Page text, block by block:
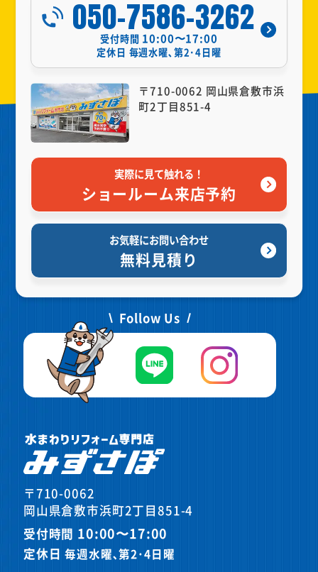
050-7586-3262
受付時間 10:00〜17:00
定休日 毎週水曜､第2･4日曜
〒710-0062 岡山県倉敷市浜
町2丁目851-4
実際に見て触れる！
ショールーム来店予約
お気軽にお問い合わせ
無料見積り
Follow Us
〒710-0062
岡山県倉敷市浜町2丁目851-4
受付時間 10:00〜17:00
定休日毎週水曜､第2･4日曜